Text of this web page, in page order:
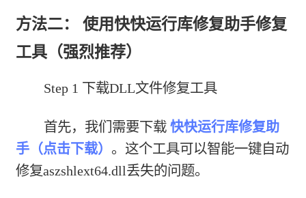
方法二： 使用快快运行库修复助手修复
工具（强烈推荐）
Step 1 下载DLL文件修复工具
首先，我们需要下载 快快运行库修复助
手（点击下载） 。这个工具可以智能一键自动
修复aszshlext64.dll丢失的问题。